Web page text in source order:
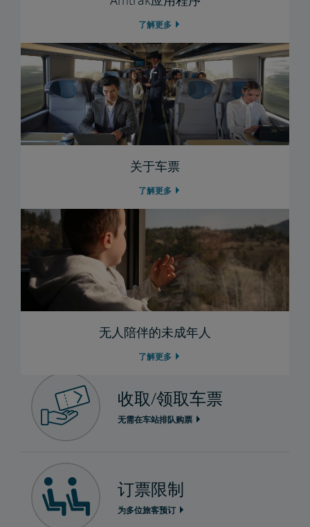
私有列车车厢
私人列车车厢机械公告栏
了解更多
关于车票
了解更多
无人陪伴的未成年人
了解更多
旅行订票
收取/领取车票
无需在车站排队购票
订票限制
为多位旅客预订